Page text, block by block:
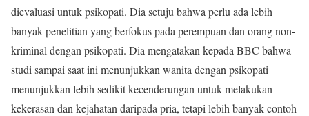
dievaluasi untuk psikopati. Dia setuju bahwa perlu ada lebih
banyak penelitian yang berfokus pada perempuan dan orang non-
kriminal dengan psikopati. Dia mengatakan kepada BBC bahwa
studi sampai saat ini menunjukkan wanita dengan psikopati
menunjukkan lebih sedikit kecenderungan untuk melakukan
kekerasan dan kejahatan daripada pria, tetapi lebih banyak contoh